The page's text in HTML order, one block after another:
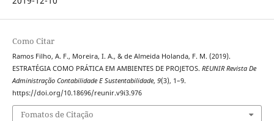
Como Citar
Ramos Filho, A. F., Moreira, I. A., & de Almeida Holanda, F. M. (2019).
ESTRATÉGIA COMO PRÁTICA EM AMBIENTES DE PROJETOS. REUNIR Revista De
Administração Contabilidade E Sustentabilidade, 9(3), 1–9.
https://doi.org/10.18696/reunir.v9i3.976
Fomatos de Citação